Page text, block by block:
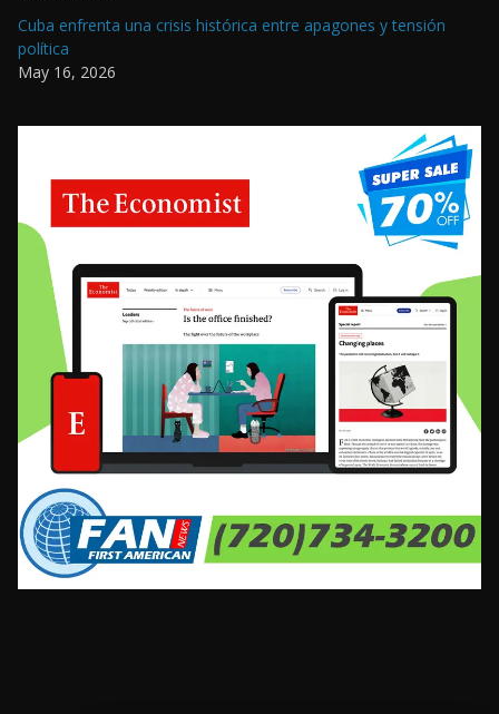
Cuba enfrenta una crisis histórica entre apagones y tensión
política
May 16, 2026